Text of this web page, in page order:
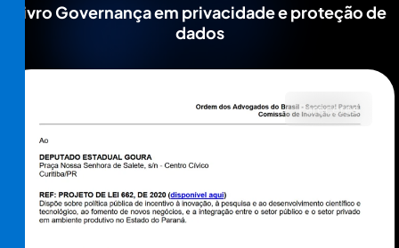
Livro Governança em privacidade e proteção de
dados
Pareceres